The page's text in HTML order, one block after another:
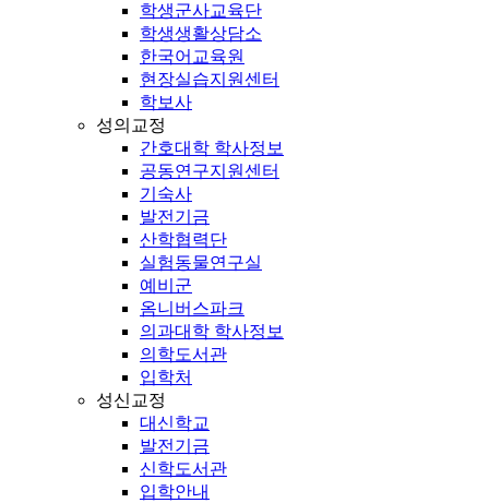
학생군사교육단
학생생활상담소
한국어교육원
현장실습지원센터
학보사
성의교정
간호대학 학사정보
공동연구지원센터
기숙사
발전기금
산학협력단
실험동물연구실
예비군
옴니버스파크
의과대학 학사정보
의학도서관
입학처
성신교정
대신학교
발전기금
신학도서관
입학안내